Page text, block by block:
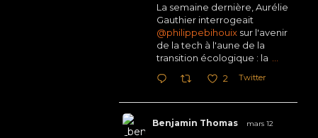
La semaine dernière, Aurélie
Gauthier interrogeait
@philippebihouixsur l'avenir
de la tech à l'aune de la
transition écologique : la
2 Twitter
Benjamin Thomas mars 12